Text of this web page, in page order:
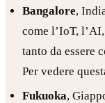
Bangalore,
come l’IoT,
tanto da essere
Per vedere
Fukuoka,